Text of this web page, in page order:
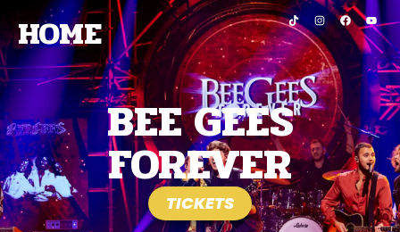
HOME
BEE GEES
FOREVER
TICKETS